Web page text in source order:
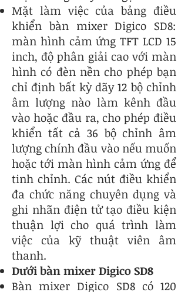
Mặt làm việc của bảng điều
khiển bàn mixer Digico SD8:
màn hình cảm ứng TFT LCD 15
inch, độ phân giải cao với màn
hình có đèn nền cho phép bạn
chỉ định bất kỳ dãy 12 bộ chỉnh
âm lượng nào làm kênh đầu
vào hoặc đầu ra, cho phép điều
khiển tất cả 36 bộ chỉnh âm
lượng chính đầu vào nếu muốn
hoặc tới màn hình cảm ứng để
tinh chỉnh. Các nút điều khiển
đa chức năng chuyên dụng và
ghi nhãn điện tử tạo điều kiện
thuận lợi cho quá trình làm
việc của kỹ thuật viên âm
thanh.
Dưới bàn mixer Digico SD8
Bàn mixer Digico SD8 có 120